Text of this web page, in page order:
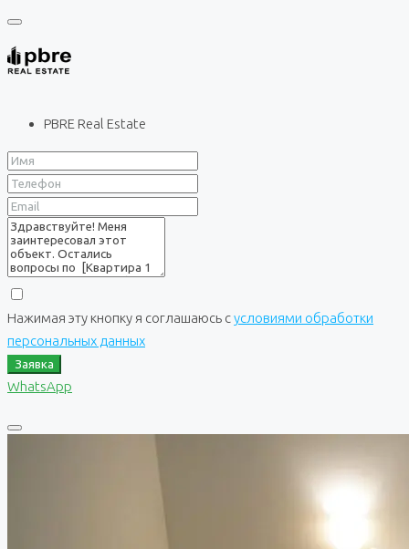
PBRE Real Estate
Нажимая эту кнопку я соглашаюсь сусловиями обработки
персональных данных
Заявка
WhatsApp